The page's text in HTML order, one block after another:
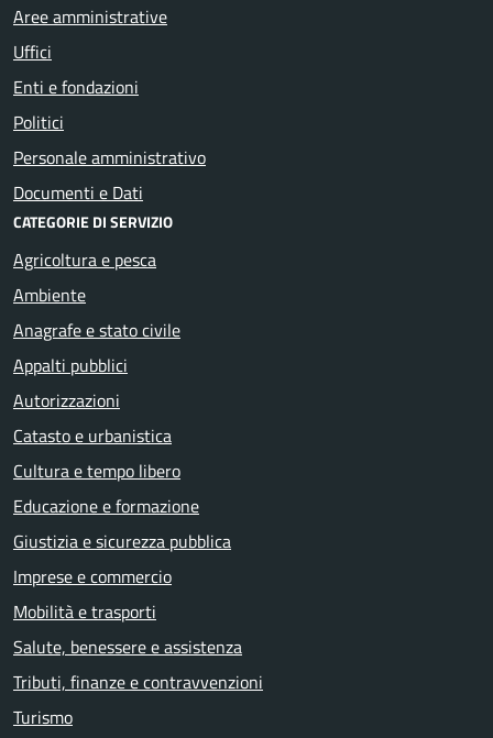
Aree amministrative
Uffici
Enti e fondazioni
Politici
Personale amministrativo
Documenti e Dati
CATEGORIE DI SERVIZIO
Agricoltura e pesca
Ambiente
Anagrafe e stato civile
Appalti pubblici
Autorizzazioni
Catasto e urbanistica
Cultura e tempo libero
Educazione e formazione
Giustizia e sicurezza pubblica
Imprese e commercio
Mobilità e trasporti
Salute, benessere e assistenza
Tributi, finanze e contravvenzioni
Turismo